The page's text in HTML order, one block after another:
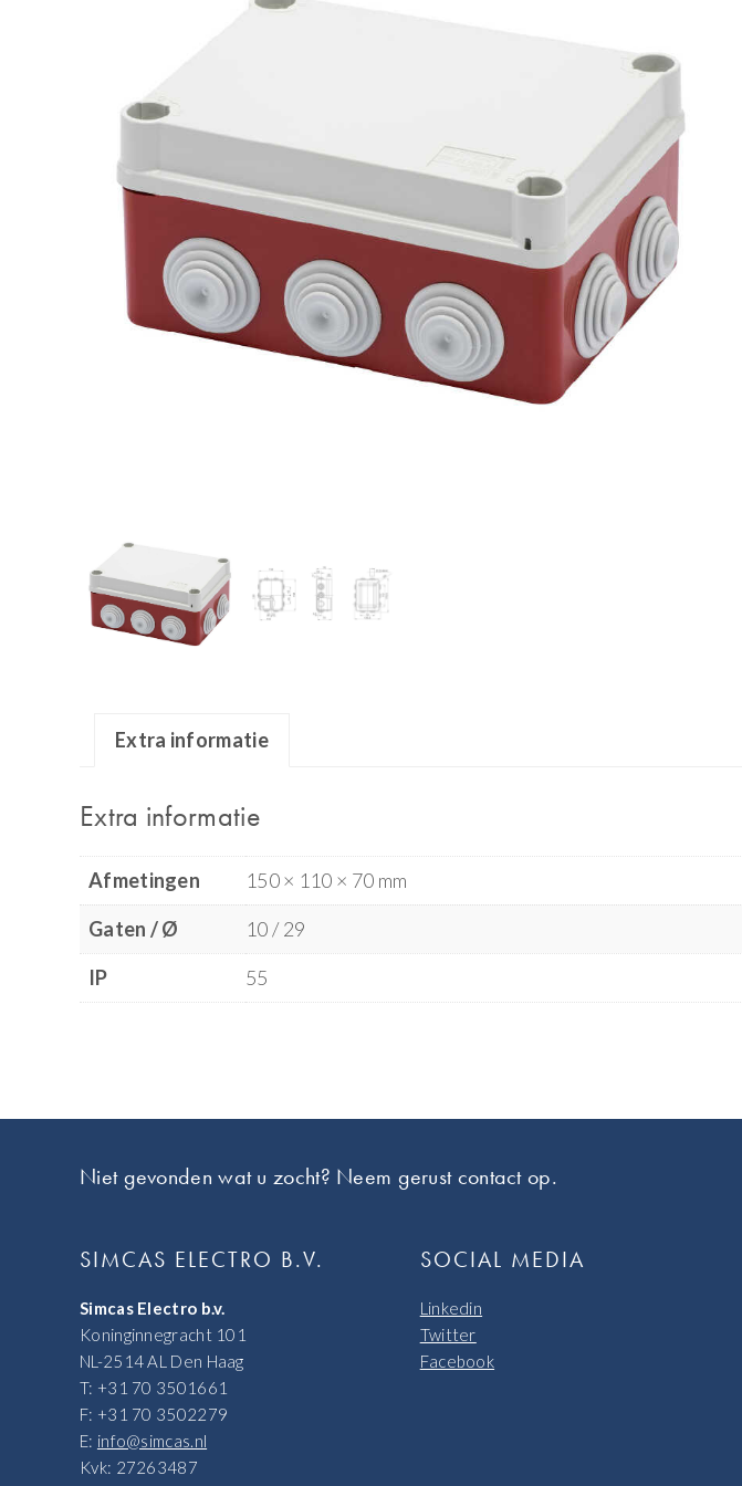
Extra informatie
Extra informatie
Afmetingen
150 × 110 × 70 mm
Gaten / Ø
10 / 29
IP
55
Niet gevonden wat u zocht? Neem gerust contact op.
SIMCAS ELECTRO B.V.
Simcas Electro b.v.
Koninginnegracht 101
NL-2514 AL Den Haag
T: +31 70 3501661
F: +31 70 3502279
E: info@simcas.nl
Kvk: 27263487
SOCIAL MEDIA
Linkedin
Twitter
Facebook